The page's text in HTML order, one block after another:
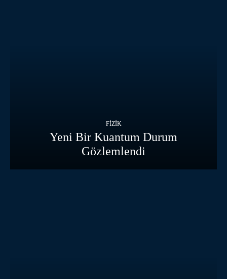
FIZIK
Yeni Bir Kuantum Durum
Gözlemlendi